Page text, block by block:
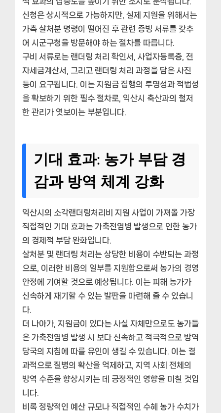
신청은 상시적으로 가능하지만, 실제 지원을 위해서는
가축 살처분 명령이 떨어진 후 관련 증빙 서류를 갖추
어 시군구청을 방문해야 하는 절차를 따릅니다.
구비 서류로는 랜더링 처리 확인서, 사업자등록증, 전
자세금계산서, 그리고 랜더링 처리 과정을 담은 사진
등이 요구됩니다. 이는 지원금 집행의 투명성과 적법성
을 확보하기 위한 필수 절차로, 익산시 축산과의 철저
한 관리가 엿보이는 부분입니다.
기대 효과: 농가 부담 경
감과 방역 체계 강화
익산시의 소각랜더링처리비 지원 사업이 가져올 가장
직접적인 기대 효과는 가축전염병 발생으로 인한 농가
의 경제적 부담 완화입니다.
살처분 및 랜더링 처리는 상당한 비용이 수반되는 과정
으로, 이러한 비용의 일부를 지원함으로써 농가의 경영
안정에 기여할 것으로 예상됩니다. 이는 피해 농가가
신속하게 재기할 수 있는 발판을 마련해 줄 수 있습니
다.
더 나아가, 지원금이 있다는 사실 자체만으로도 농가들
은 가축전염병 발생 시 보다 신속하고 적극적으로 방역
당국의 지침에 따를 유인이 생길 수 있습니다. 이는 결
과적으로 질병의 확산을 억제하고, 지역 사회 전체의
방역 수준을 향상시키는 데 긍정적인 영향을 미칠 것입
니다.
비록 정량적인 예산 규모나 직접적인 수혜 농가 수치가